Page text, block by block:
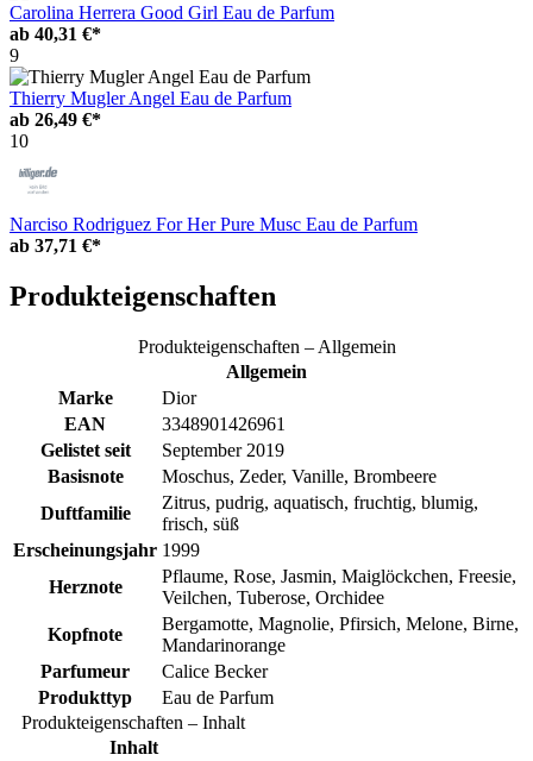
Carolina Herrera Good Girl Eau de Parfum
ab 40,31 €*
9
Thierry Mugler Angel Eau de Parfum
ab 26,49 €*
10
Narciso Rodriguez For Her Pure Musc Eau de Parfum
ab 37,71 €*
Produkteigenschaften
Produkteigenschaften – Allgemein
Allgemein
Marke
Dior
EAN
3348901426961
Gelistet seit
September 2019
Basisnote
Moschus, Zeder, Vanille, Brombeere
Duftfamilie
Zitrus, pudrig, aquatisch, fruchtig, blumig,
frisch, süß
Erscheinungsjahr 1999
Herznote
Pflaume, Rose, Jasmin, Maiglöckchen, Freesie,
Veilchen, Tuberose, Orchidee
Kopfnote
Bergamotte, Magnolie, Pfirsich, Melone, Birne,
Mandarinorange
Parfumeur
Calice Becker
Produkttyp
Eau de Parfum
Produkteigenschaften – Inhalt
Inhalt